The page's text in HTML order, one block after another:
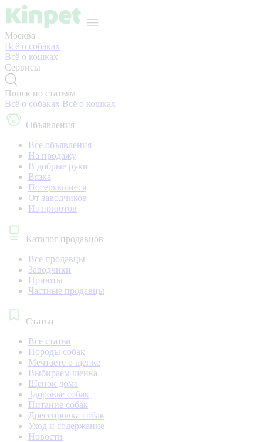
Москва
Всё о собаках
Всё о кошках
Сервисы
Поиск по статьям
Всё о собаках Всё о кошках
Объявления
Все объявления
На продажу
В добрые руки
Вязка
Потерявшиеся
От заводчиков
Из приютов
Каталог продавцов
Все продавцы
Заводчики
Приюты
Частные продавцы
Статьи
Все статьи
Породы собак
Мечтаете о щенке
Выбираем щенка
Щенок дома
Здоровье собак
Питание собак
Дрессировка собак
Уход и содержание
Новости